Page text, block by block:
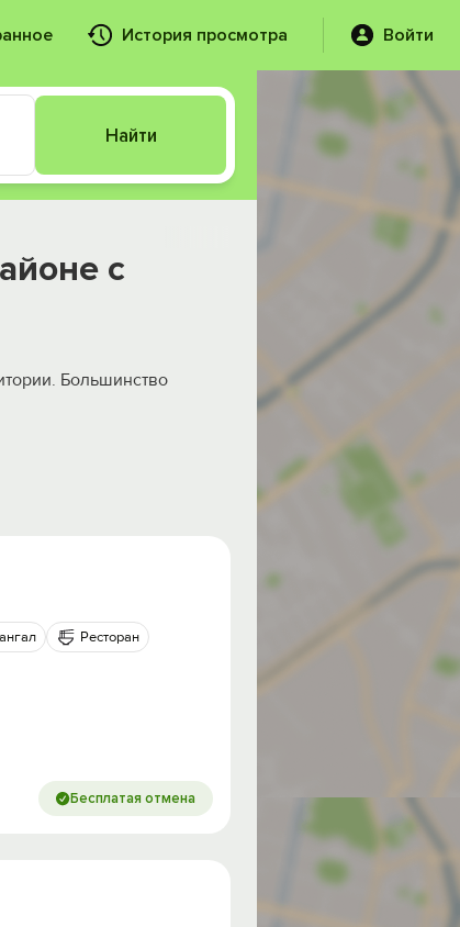
История просмотра Войти
Найти
с
Большинство
Ресторан
Бесплатая отмена